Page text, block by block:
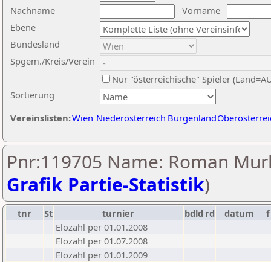
Nachname
Vorname
Ebene
Sortierung
Bundesland
Spgem./Kreis/Verein
Nur "österreichische" Spieler
Vereinslisten:Wien Niederösterreich Burgenland
Pnr:119705 Name: Roman
Grafik Partie-Statistik)
tnr St turnier bdld rd datum
f
Elozahl per 01.01.2008
Elozahl per 01.07.2008
Elozahl per 01.01.2009